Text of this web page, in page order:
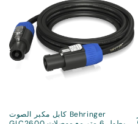
كابل مكبر الصوت Behringer